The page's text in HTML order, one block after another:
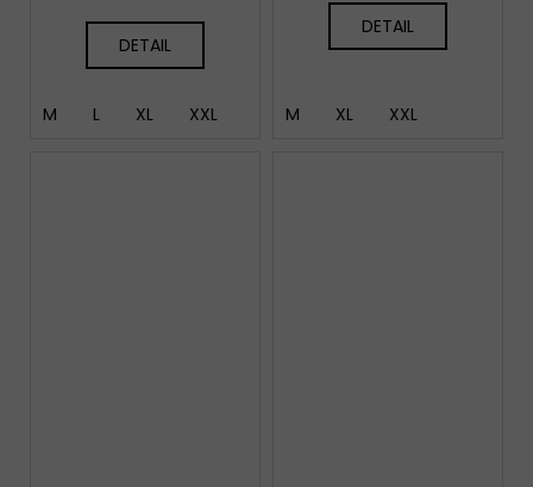
DETAIL
M L XL XXL
DETAIL
M XL XXL